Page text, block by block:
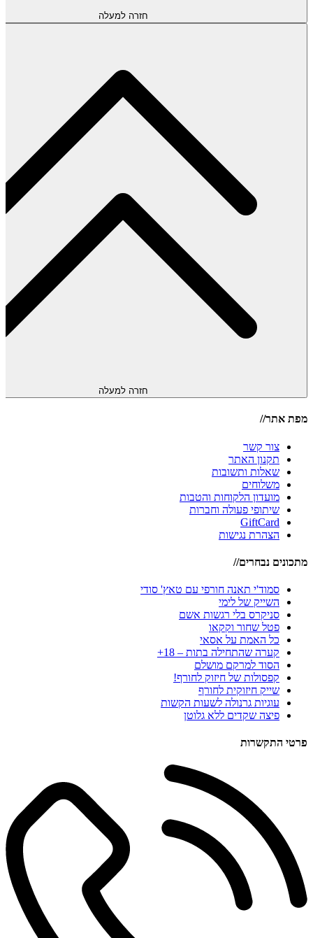
חזרה למעלה
חזרה למעלה
מפת אתר//
צור קשר
תקנון האתר
שאלות ותשובות
משלוחים
מועדון הלקוחות והטבות
שיתופי פעולה וחברות
GiftCard
הצהרת נגישות
מתכונים נבחרים//
סמוד'י תאנה חורפי עם טאץ' סודי
השייק של לימי
סניקרס בלי רגשות אשם
פטל שחור וקקאו
כל האמת על אסאי
קערה שהתחילה בתות – 18+
הסוד למרקם מושלם
קפסולות של חיזוק לחורף!
שייק חיזוקית לחורף
עוגיות גרנולה לשעות הקשות
פיצה שקדים ללא גלוטן
פרטי התקשרות